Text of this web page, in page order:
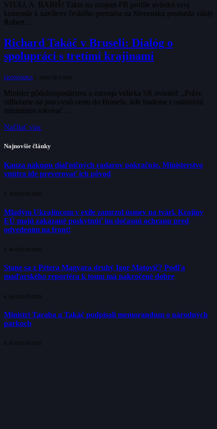
VITAJ, A. BABIŠ! Takto na svojom FB profile uviedol svoj
komentár k návšteve českého premiéra na Slovensku predseda vlády
Robert…
Richard Takáč v Bruseli: Dialóg o
spolupráci s tretími krajinami
EKONOMIKA 7. JANUÁRA 2026
Minister pôdohospodárstva a rozvoja vidieka SR uviedol: „Práve
odlietame na pracovnú cestu do Bruselu, kde budeme s ostatnými
ministrami rokovať…
Načítať viac
Najnovšie články
Kauza nákupu diaľničných radarov pokračuje. Ministerstvo
vnútra ide preverovať ich pôvod
7. AUGUSTA 2026
Mladým Ukrajincom v exile zamrzol úsmev na tvári. Krajiny
EÚ majú zakázané poskytnúť im dočasnú ochranu pred
odvedením na front!
7. AUGUSTA 2026
Stane sa z Pétera Magyara druhý Igor Matovič? Podľa
maďarského reportéra k tomu má nakročené dobre
6. AUGUSTA 2026
Ministri Taraba a Takáč podpísali memorandum o národných
parkoch
6. AUGUSTA 2026